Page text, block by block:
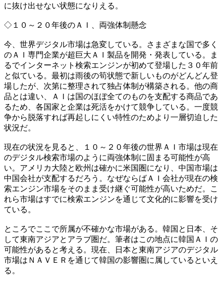
に抜け出せない状態になりえる。
◇１０～２０年後のＡＩ、両強体制懸念
今、世界デジタル市場は急変している。さまざまな国で多く
のＡＩ専門企業が超巨大ＡＩ製品を開発・発表している。ま
るでインターネット検索エンジンが初めて登場した３０年前
と似ている。最初は雨後の筍状態で新しいものがどんどん登
場したが、次第に整理されて独占体制が構築される。他の商
品とは違い、ＡＩは国のほぼ全てのものを支配する商品であ
るため、各国家と企業は死活をかけて競争している。一度競
争から脱落すれば再起しにくい特性のためより一層切迫した
状況だ。
現在の状況を見ると、１０～２０年後の世界ＡＩ市場は現在
のデジタル検索市場のように両強体制に固まる可能性が高
い。アメリカ大陸と欧州は確かに米国圏になり、中国市場は
中国会社が支配するだろう。なぜならばＡＩ会社が現在の検
索エンジン市場をそのまま受け継ぐ可能性が高いためだ。こ
れら市場はすでに検索エンジンを通じて文化的に影響を受け
ている。
ところでここで所属が不確かな市場がある。韓国と日本、そ
して東南アジアとアラブ圏だ。筆者はこの地点に韓国ＡＩの
可能性があると考える。現在、日本と東南アジアのデジタル
市場はＮＡＶＥＲを通じて韓国の影響圏に属しているといえ
る。